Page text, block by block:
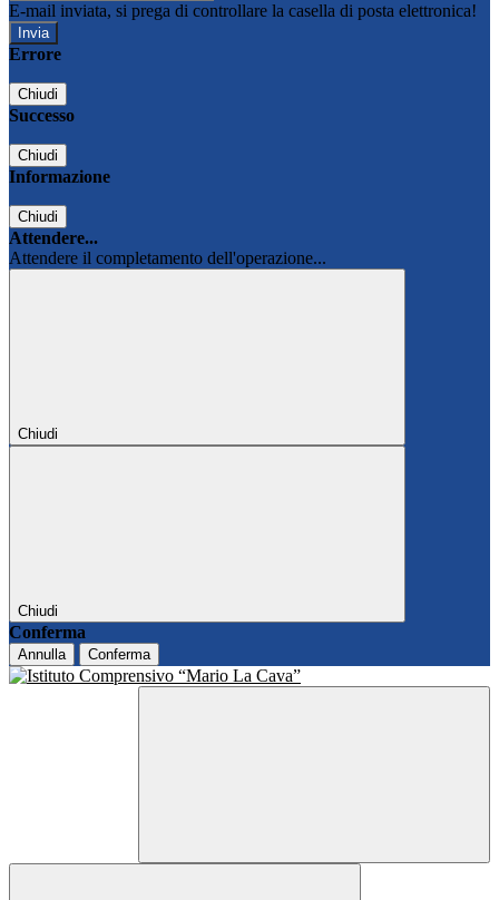
E-mail inviata, si prega di controllare la casella di posta elettronica!
Errore
Chiudi
Successo
Chiudi
Informazione
Chiudi
Attendere...
Attendere il completamento dell'operazione...
Chiudi
Chiudi
Conferma
Annulla Conferma